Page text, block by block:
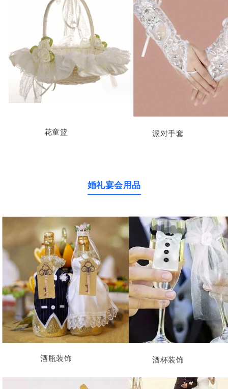
花童篮 派对手套
婚礼宴会用品
酒瓶装饰 酒杯装饰